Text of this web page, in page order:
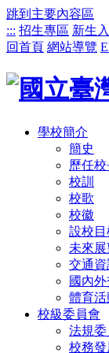
跳到主要內容區
::: 招生專區 新生
回首頁 網站導覽
學校簡介
簡史
歷任
校訓
校歌
校徽
設校目
未來展
交通資
國內
體育
校級委員會
法規委
校務